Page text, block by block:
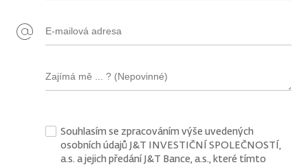
Souhlasím se zpracováním výše uvedených
osobních údajů J&T INVESTIČNÍ SPOLEČNOSTÍ,
a.s. a jejich předání J&T Bance, a.s., které tímto